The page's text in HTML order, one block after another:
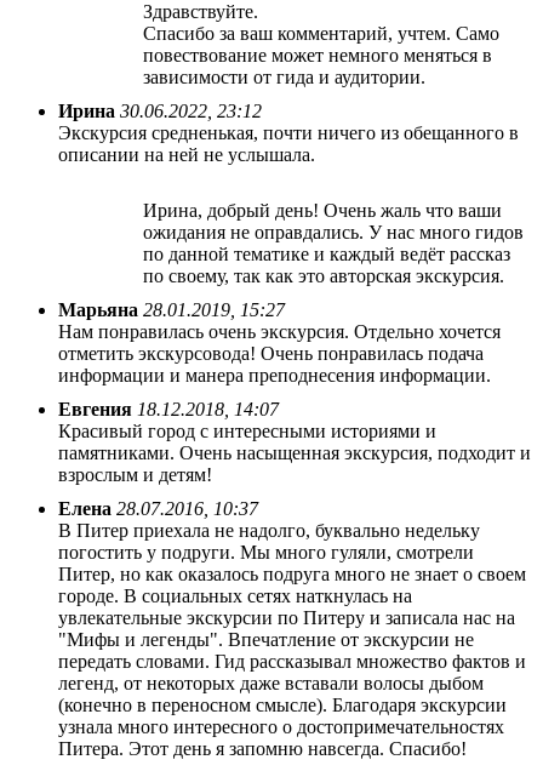
Здравствуйте.
Спасибо за ваш комментарий, учтем. Само
повествование может немного меняться в
зависимости от гида и аудитории.
Ирина 30.06.2022, 23:12
Экскурсия средненькая, почти ничего из обещанного в
описании на ней не услышала.
Ирина, добрый день! Очень жаль что ваши
ожидания не оправдались. У нас много гидов
по данной тематике и каждый ведёт рассказ
по своему, так как это авторская экскурсия.
Марьяна 28.01.2019, 15:27
Нам понравилась очень экскурсия. Отдельно хочется
отметить экскурсовода! Очень понравилась подача
информации и манера преподнесения информации.
Евгения 18.12.2018, 14:07
Красивый город с интересными историями и
памятниками. Очень насыщенная экскурсия, подходит и
взрослым и детям!
Елена 28.07.2016, 10:37
В Питер приехала не надолго, буквально недельку
погостить у подруги. Мы много гуляли, смотрели
Питер, но как оказалось подруга много не знает о своем
городе. В социальных сетях наткнулась на
увлекательные экскурсии по Питеру и записала нас на
"Мифы и легенды". Впечатление от экскурсии не
передать словами. Гид рассказывал множество фактов и
легенд, от некоторых даже вставали волосы дыбом
(конечно в переносном смысле). Благодаря экскурсии
узнала много интересного о достопримечательностях
Питера. Этот день я запомню навсегда. Спасибо!